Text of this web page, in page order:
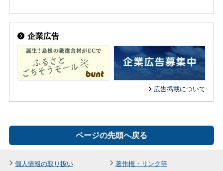
企業広告
広告掲載について
ページの先頭へ戻る
個人情報の取り扱い
著作権・リンク等